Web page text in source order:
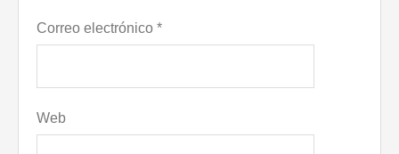
Correo electrónico *
Web